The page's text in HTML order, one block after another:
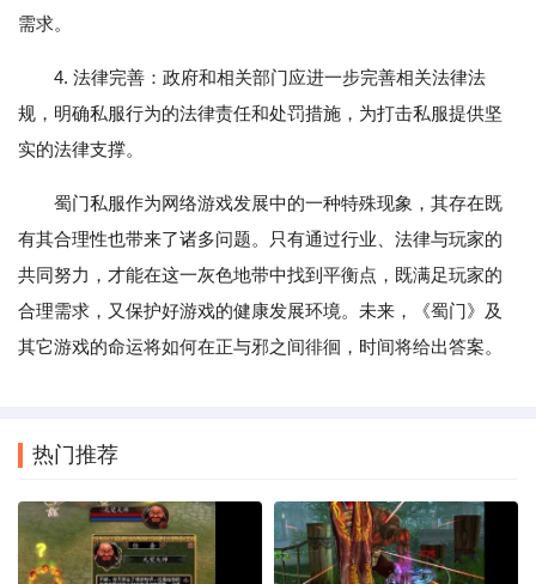
需求。
4. 法律完善：政府和相关部门应进一步完善相关法律法
规，明确私服行为的法律责任和处罚措施，为打击私服提供坚
实的法律支撑。
蜀门私服作为网络游戏发展中的一种特殊现象，其存在既
有其合理性也带来了诸多问题。只有通过行业、法律与玩家的
共同努力，才能在这一灰色地带中找到平衡点，既满足玩家的
合理需求，又保护好游戏的健康发展环境。未来，《蜀门》及
其它游戏的命运将如何在正与邪之间徘徊，时间将给出答案。
热门推荐